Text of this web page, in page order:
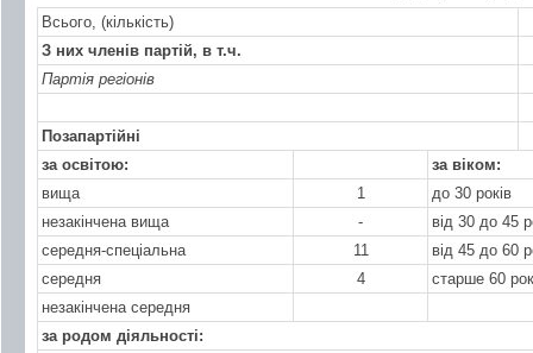
Всього, (кількість)
З них членів партій, в т.ч.
Партія регіонів
Позапартійні
за освітою:
за віком:
вища
1
до 30 років
незакінчена вища
-
від 30 до 45
середня-спеціальна
11
від 45 до 60
середня
4
старше 60
незакінчена середня
за родом діяльності: